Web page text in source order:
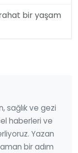
rahat bir yaşam
sağlık ve gezi
haberleri ve
Yazan
bir adım